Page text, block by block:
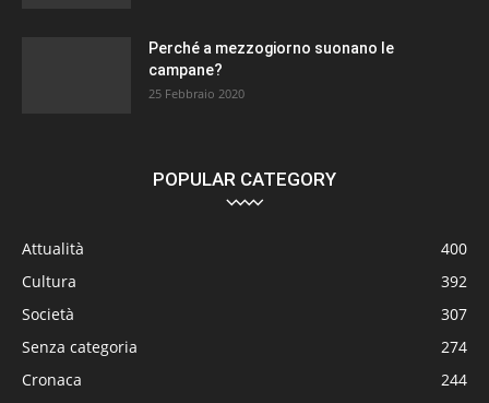
Perché a mezzogiorno suonano le
campane?
25 Febbraio 2020
POPULAR CATEGORY
Attualità
400
Cultura
392
Società
307
Senza categoria
274
Cronaca
244